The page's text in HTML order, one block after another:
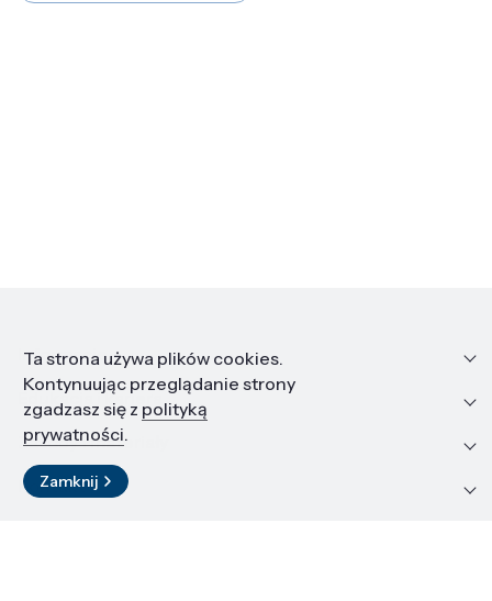
Informacje
Edukacja i kariera
Zasoby i materiały
Kontakt
Ta strona używa plików cookies.
Kontynuując przeglądanie strony
zgadzasz się z polityką
prywatności.
Zamknij